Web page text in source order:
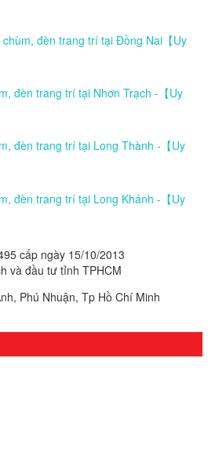
đèn trang trí tại Đồng Nai【Uy
đèn trang trí tại Nhơn Trạch -【Uy
đèn trang trí tại Long Thành -【Uy
đèn trang trí tại Long Khánh -【Uy
cấp ngày 15/10/2013
và đầu tư tỉnh TPHCM
Phú Nhuận, Tp Hồ Chí Minh